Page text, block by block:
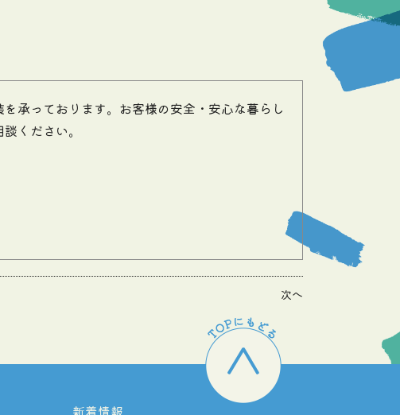
承っております。お客様の安全・安心な暮らし
ください。
次へ
新着情報